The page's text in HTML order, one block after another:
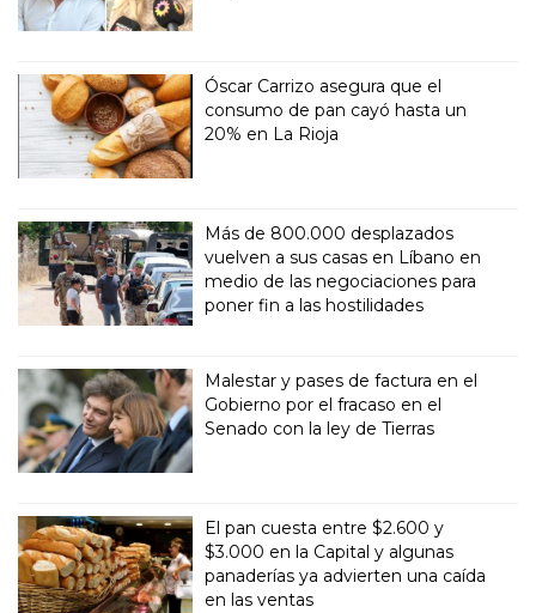
Óscar Carrizo asegura que el
consumo de pan cayó hasta un
20% en La Rioja
Más de 800.000 desplazados
vuelven a sus casas en Líbano en
medio de las negociaciones para
poner fin a las hostilidades
Malestar y pases de factura en el
Gobierno por el fracaso en el
Senado con la ley de Tierras
El pan cuesta entre $2.600 y
$3.000 en la Capital y algunas
panaderías ya advierten una caída
en las ventas